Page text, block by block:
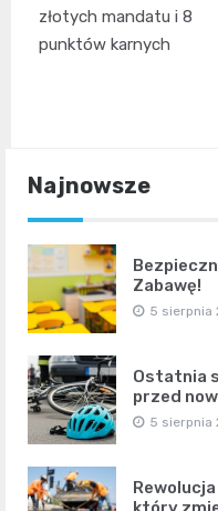
złotych mandatu i 8
punktów karnych
Najnowsze
Zabawę!
5 sierpnia
Ostatnia
przed
5 sierpnia